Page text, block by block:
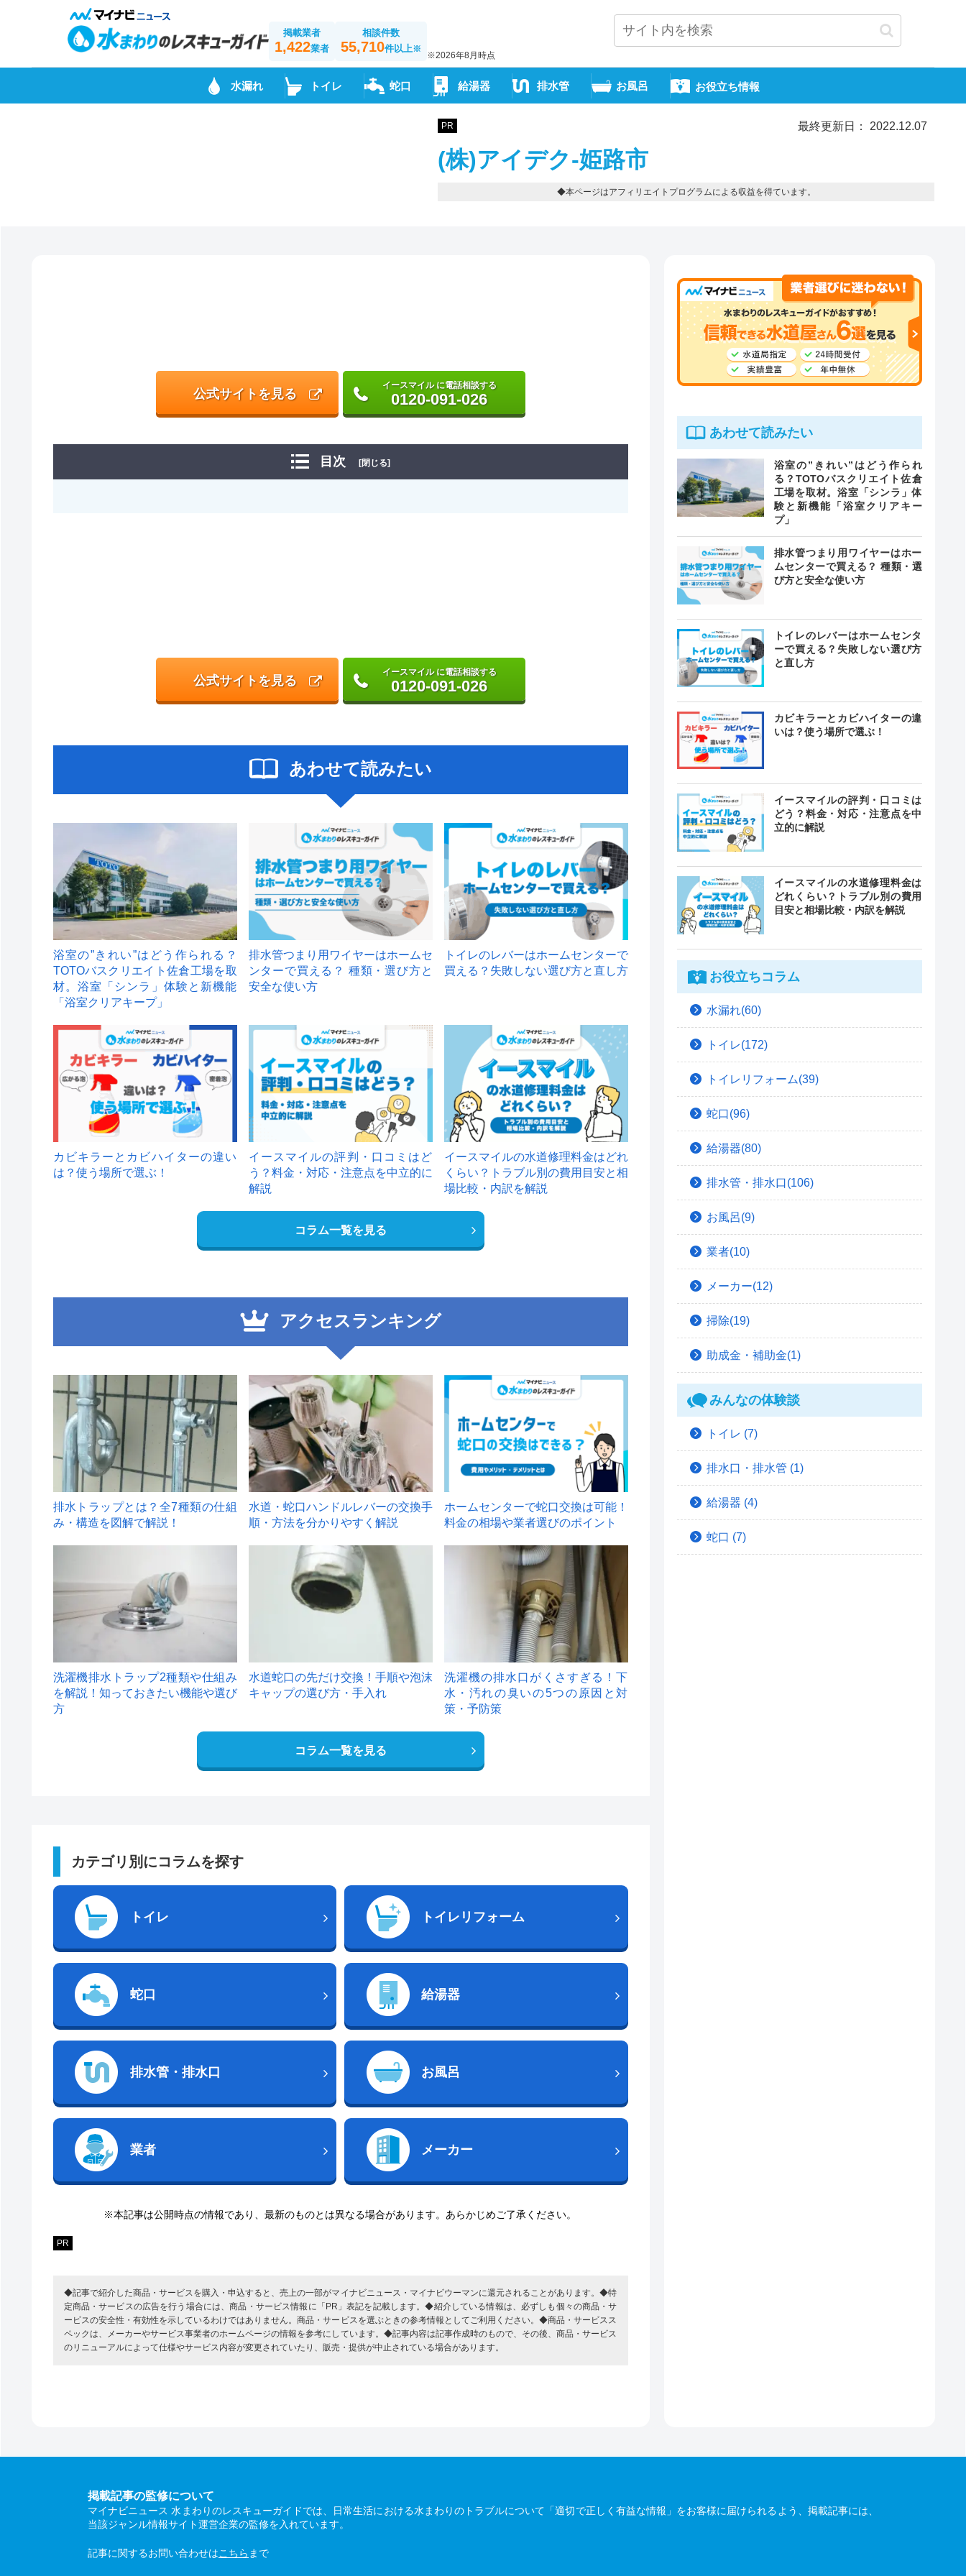
掲載業者
1,422業者
相談件数
55,710件以上※
※2026年8月時点
水漏れ トイレ 蛇口 給湯器 排水管 お風呂 お役立ち情報
PR 最終更新日： 2022.12.07
(株)アイデク-姫路市
◆本ページはアフィリエイトプログラムによる収益を得ています。
公式サイトを見る
イースマイル に電話相談する
0120-091-026
目次 [閉じる]
公式サイトを見る
イースマイル に電話相談する
0120-091-026
あわせて読みたい
浴室の”きれい”はどう作られる？
TOTOバスクリエイト佐倉工場を取
材。浴室「シンラ」体験と新機能
「浴室クリアキープ」
排水管つまり用ワイヤーはホームセ
ンターで買える？ 種類・選び方と
安全な使い方
トイレのレバーはホームセンターで
買える？失敗しない選び方と直し方
カビキラーとカビハイターの違い
は？使う場所で選ぶ！
イースマイルの評判・口コミはど
う？料金・対応・注意点を中立的に
解説
イースマイルの水道修理料金はどれ
くらい？トラブル別の費用目安と相
場比較・内訳を解説
コラム一覧を見る
アクセスランキング
1
排水トラップとは？全7種類の仕組
み・構造を図解で解説！
2
水道・蛇口ハンドルレバーの交換手
順・方法を分かりやすく解説
ホームセンターで蛇口交換は可能！
料金の相場や業者選びのポイント
洗濯機排水トラップ2種類や仕組み
を解説！知っておきたい機能や選び
方
水道蛇口の先だけ交換！手順や泡沫
キャップの選び方・手入れ
洗濯機の排水口がくさすぎる！下
水・汚れの臭いの5つの原因と対
策・予防策
コラム一覧を見る
カテゴリ別にコラムを探す
トイレ トイレリフォーム
蛇口 給湯器
排水管・排水口 お風呂
業者 メーカー
※本記事は公開時点の情報であり、最新のものとは異なる場合があります。あらかじめご了承ください。
PR
◆記事で紹介した商品・サービスを購入・申込すると、売上の一部がマイナビニュース・マイナビウーマンに還元されることがあります。◆特
定商品・サービスの広告を行う場合には、商品・サービス情報に「PR」表記を記載します。◆紹介している情報は、必ずしも個々の商品・サ
ービスの安全性・有効性を示しているわけではありません。商品・サービスを選ぶときの参考情報としてご利用ください。◆商品・サービスス
ペックは、メーカーやサービス事業者のホームページの情報を参考にしています。◆記事内容は記事作成時のもので、その後、商品・サービス
のリニューアルによって仕様やサービス内容が変更されていたり、販売・提供が中止されている場合があります。
あわせて読みたい
浴室の”きれい”はどう作られ
る？TOTOバスクリエイト佐倉
工場を取材。浴室「シンラ」体
験と新機能「浴室クリアキー
プ」
排水管つまり用ワイヤーはホー
ムセンターで買える？ 種類・選
び方と安全な使い方
トイレのレバーはホームセンタ
ーで買える？失敗しない選び方
と直し方
カビキラーとカビハイターの違
いは？使う場所で選ぶ！
イースマイルの評判・口コミは
どう？料金・対応・注意点を中
立的に解説
イースマイルの水道修理料金は
どれくらい？トラブル別の費用
目安と相場比較・内訳を解説
お役立ちコラム
水漏れ(60)
トイレ(172)
トイレリフォーム(39)
蛇口(96)
給湯器(80)
排水管・排水口(106)
お風呂(9)
業者(10)
メーカー(12)
掃除(19)
助成金・補助金(1)
みんなの体験談
トイレ (7)
排水口・排水管 (1)
給湯器 (4)
蛇口 (7)
掲載記事の監修について
マイナビニュース 水まわりのレスキューガイドでは、日常生活における水まわりのトラブルについて「適切で正しく有益な情報」をお客様に届けられるよう、掲載記事には、
当該ジャンル情報サイト運営企業の監修を入れています。
記事に関するお問い合わせはこちら まで